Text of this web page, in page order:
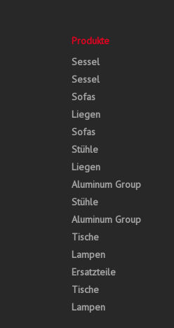
Produkte
Sessel
Sessel
Sofas
Liegen
Sofas
Stühle
Liegen
Aluminum Group
Stühle
Aluminum Group
Tische
Lampen
Ersatzteile
Tische
Lampen